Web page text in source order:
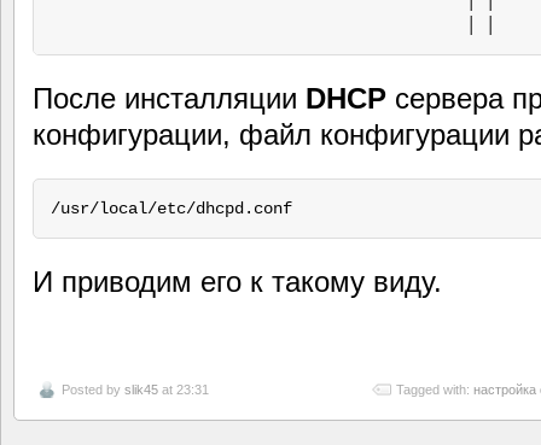
После инсталляции DHCP сервера
конфигурации, файл конфигурации
/usr/local/etc/dhcpd.conf
И приводим его к такому виду.
Posted by slik45 at 23:31 Tagged with: настройка